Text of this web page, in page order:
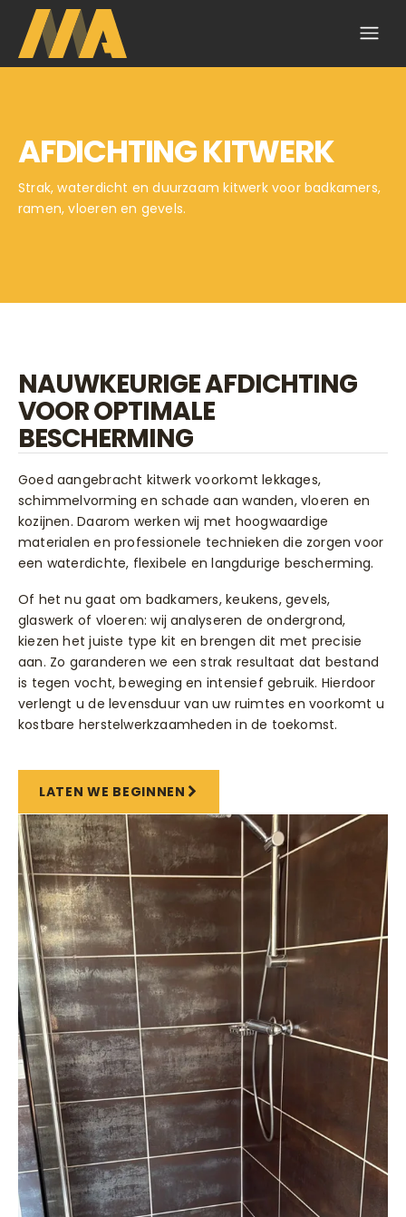
AFDICHTING KITWERK
Strak, waterdicht en duurzaam kitwerk voor badkamers,
ramen, vloeren en gevels.
NAUWKEURIGE AFDICHTING
VOOR OPTIMALE
BESCHERMING
Goed aangebracht kitwerk voorkomt lekkages,
schimmelvorming en schade aan wanden, vloeren en
kozijnen. Daarom werken wij met hoogwaardige
materialen en professionele technieken die zorgen voor
een waterdichte, flexibele en langdurige bescherming.
Of het nu gaat om badkamers, keukens, gevels,
glaswerk of vloeren: wij analyseren de ondergrond,
kiezen het juiste type kit en brengen dit met precisie
aan. Zo garanderen we een strak resultaat dat bestand
is tegen vocht, beweging en intensief gebruik. Hierdoor
verlengt u de levensduur van uw ruimtes en voorkomt u
kostbare herstelwerkzaamheden in de toekomst.
LATEN WE BEGINNEN